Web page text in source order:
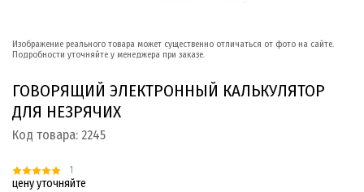
Изображение реального товара может существенно отличаться от фото на сайте.
Подробности уточняйте у менеджера при заказе.
ГОВОРЯЩИЙ ЭЛЕКТРОННЫЙ КАЛЬКУЛЯТОР
ДЛЯ НЕЗРЯЧИХ
Код товара: 2245
1
цену уточняйте